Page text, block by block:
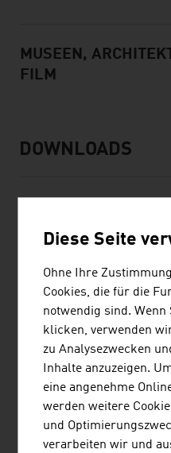
MUSEEN,
FILM
listen
downloads
DOWNLOADS
listen
links
LINKS
Bundesmuseen
MuseumsQuartier
Bundestheater
Wiener
Diese Seite
Ohne Ihre
Cookies, die für die
notwendig sind. Wenn
klicken, verwenden
zu Analysezwecken
Inhalte anzuzeigen.
eine angenehme
werden weitere
und
verarbeiten wir und